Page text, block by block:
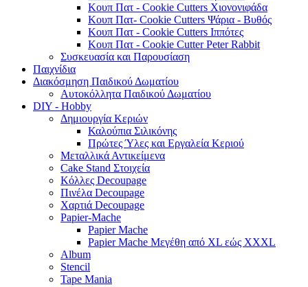
Κουπ Πατ - Cookie Cutters Χιονονιφάδα
Κουπ Πατ- Cookie Cutters Ψάρια - Βυθός
Κουπ Πατ - Cookie Cutters Ιππότες
Κουπ Πατ - Cookie Cutter Peter Rabbit
Συσκευασία και Παρουσίαση
Παιχνίδια
Διακόσμηση Παιδικού Δωματίου
Αυτοκόλλητα Παιδικού Δωματίου
DIY - Hobby
Δημιουργία Κεριών
Καλούπια Σιλικόνης
Πρώτες Ύλες και Εργαλεία Κεριού
Μεταλλικά Αντικείμενα
Cake Stand Στοιχεία
Κόλλες Decoupage
Πινέλα Decoupage
Χαρτιά Decoupage
Papier-Mache
Papier Mache
Papier Mache Μεγέθη από XL εώς XXXL
Album
Stencil
Tape Mania